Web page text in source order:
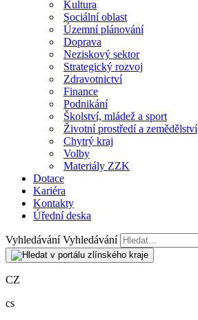
Kultura
Sociální oblast
Územní plánování
Doprava
Neziskový sektor
Strategický rozvoj
Zdravotnictví
Finance
Podnikání
Školství, mládež a sport
Životní prostředí a zemědělství
Chytrý kraj
Volby
Materiály ZZK
Dotace
Kariéra
Kontakty
Úřední deska
Vyhledávání Vyhledávání
CZ
cs